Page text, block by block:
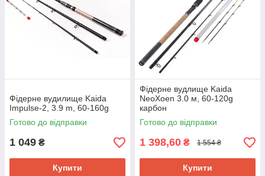
Фідерне вудилище Kaida
Impulse-2, 3.9 m, 60-160g
Готово до відправки
1 049 ₴
Купити
Фідерне вудлище Kaida
NeoXoen 3.0 м, 60-120g
карбон
Готово до відправки
1 398,60 ₴ 1 554 ₴
Купити